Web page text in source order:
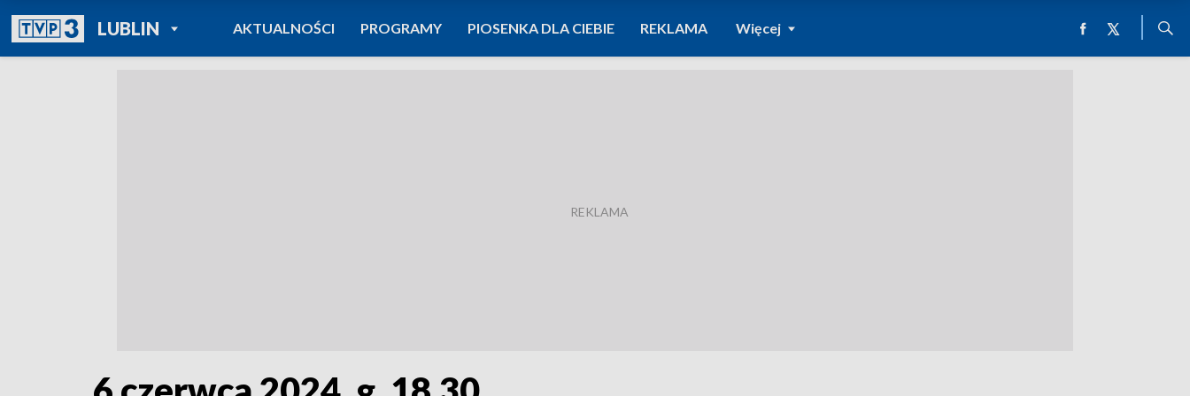
LUBLINPOWRÓT DO
TVP REGIONY
AKTUALNOŚCI PROGRAMY PIOSENKA DLA CIEBIE REKLAMA Więcej